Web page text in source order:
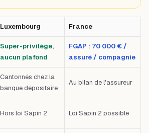
Luxembourg France
Super-privilège,
aucun plafond
FGAP : 70 000 € /
assuré / compagnie
Cantonnés chez la
banque dépositaire
Au bilan de l'assureur
Hors loi Sapin 2 Loi Sapin 2 possible